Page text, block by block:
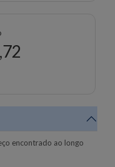
encontrado ao longo